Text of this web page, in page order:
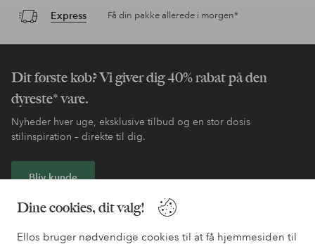
Dine cookies, dit valg!
Ellos bruger nødvendige cookies til at få hjemmesiden til
Express Få din pakke allerede i morgen*
Dit første køb? Vi giver dig 40% rabat på den
dyreste* vare.
Nyheder hver uge, eksklusive tilbud og en stor dosis
stilinspiration – direkte til dig.
Bliv kunde
* Se tilbudsbetingelser ved registrering